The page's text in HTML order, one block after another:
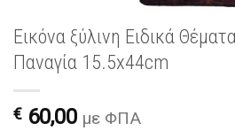
Εικόνα ξύλινη Ειδικά
Παναγία 15.5x44cm
€ 60,00 με ΦΠΑ